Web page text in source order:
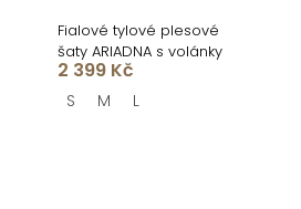
Fialové tylové plesové
šaty ARIADNA s volánky
2 399 Kč
S M L